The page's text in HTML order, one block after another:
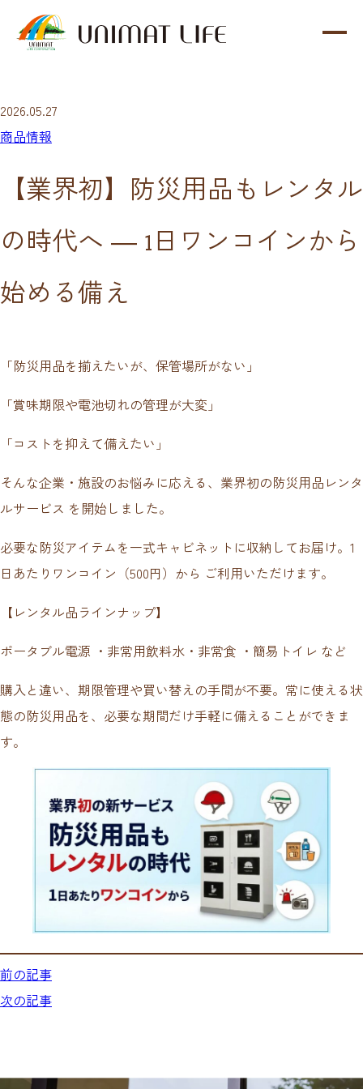
キ
ッ
2026.05.27
商品情報
【業界初】防災用品もレンタル
の時代へ ― 1日ワンコインから
始める備え
「防災用品を揃えたいが、保管場所がない」
「賞味期限や電池切れの管理が大変」
「コストを抑えて備えたい」
そんな企業・施設のお悩みに応える、業界初の防災用品レンタ
ルサービス を開始しました。
必要な防災アイテムを一式キャビネットに収納してお届け。1
日あたりワンコイン（500円）から ご利用いただけます。
【レンタル品ラインナップ】
ポータブル電源 ・非常用飲料水・非常食 ・簡易トイレ など
購入と違い、期限管理や買い替えの手間が不要。常に使える状
態の防災用品を、必要な期間だけ手軽に備えることができま
す。
前の記事
次の記事